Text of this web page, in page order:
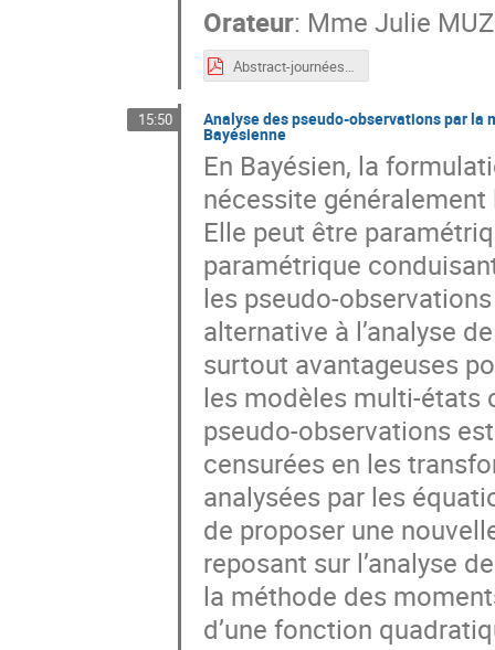
Orateur: Mme Julie
Abstract-journéesBiostat.pdf
15:50 Analyse des pseudo-observations par la
Bayésienne
En Bayésien, la
nécessite
Elle peut être
paramétrique
les pseudo-
alternative à l’analyse
surtout avantageuses
les modèles multi-états
pseudo-observations
censurées en les
analysées par les
de proposer une
reposant sur l’analyse
la méthode des
d’une fonction